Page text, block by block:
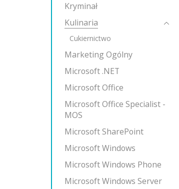
Kryminał
Kulinaria
Cukiernictwo
Marketing Ogólny
Microsoft .NET
Microsoft Office
Microsoft Office Specialist -
MOS
Microsoft SharePoint
Microsoft Windows
Microsoft Windows Phone
Microsoft Windows Server